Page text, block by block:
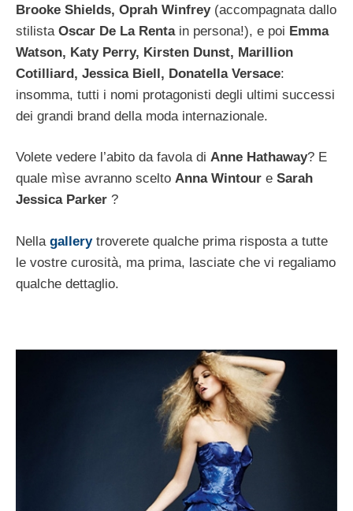
Brooke Shields, Oprah Winfrey(accompagnata dallo
stilista Oscar De La Rentain persona!), e poi Emma
Watson, Katy Perry, Kirsten Dunst, Marillion
Cotilliard, Jessica Biell, Donatella Versace:
insomma, tutti i nomi protagonisti degli ultimi successi
dei grandi brand della moda internazionale.
Volete vedere l’abito da favola di Anne Hathaway? E
quale mìse avranno scelto Anna Wintour e Sarah
Jessica Parker ?
Nella gallerytroverete qualche prima risposta a tutte
le vostre curosità, ma prima, lasciate che vi regaliamo
qualche dettaglio.